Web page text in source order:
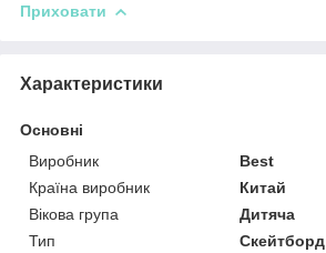
Приховати
Характеристики
Основні
Виробник
Best
Країна виробник
Китай
Вікова група
Дитяча
Тип
Скейтборд